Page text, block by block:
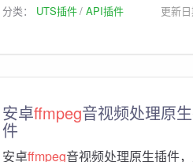
分类： UTS插件 API插件 更新
安卓ffmpeg音视频处理原
件
安卓ffmpeg音视频处理原生插件